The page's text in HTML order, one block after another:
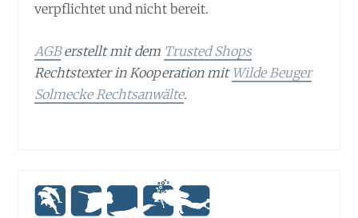
verpflichtet und nicht bereit.
AGBerstellt mit dem Trusted Shops
Rechtstexter in Kooperation mit Wilde Beuger
Solmecke Rechtsanwälte.